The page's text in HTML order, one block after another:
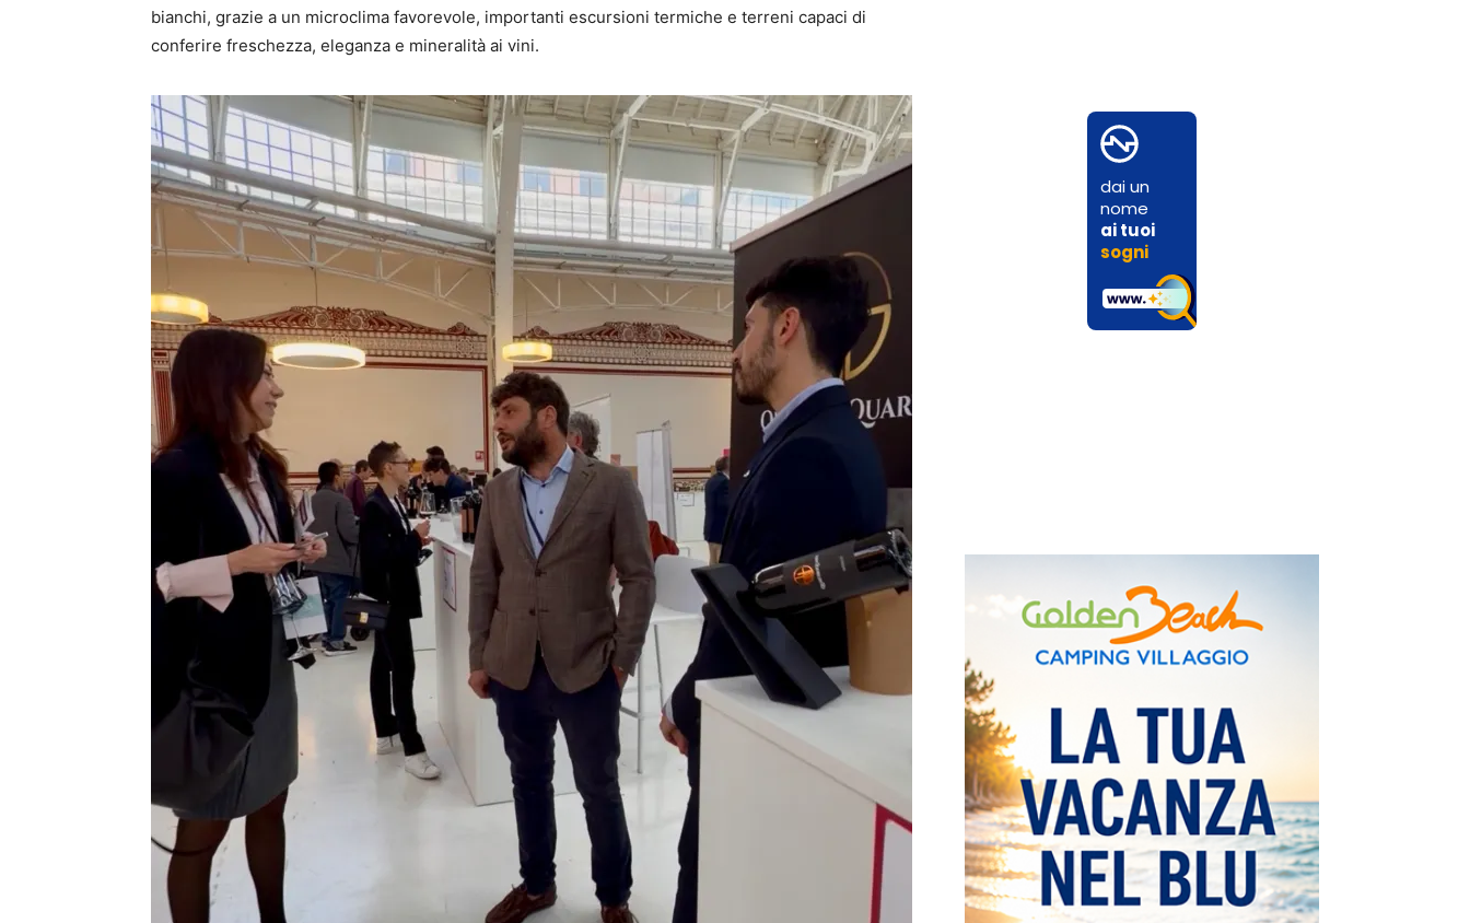
bianchi, grazie a un microclima favorevole, importanti escursioni termiche e terreni capaci di
conferire freschezza, eleganza e mineralità ai vini.